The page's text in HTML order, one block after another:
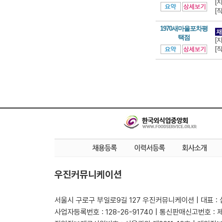
[
[
1970새마을포차평
택점
[
[
우진커뮤니케이션
서울시 구로구 부일로9길 127 우진커뮤니케이션 | 대표 :
사업자등록번호 : 128-26-91740 | 통신판매신고번호 :